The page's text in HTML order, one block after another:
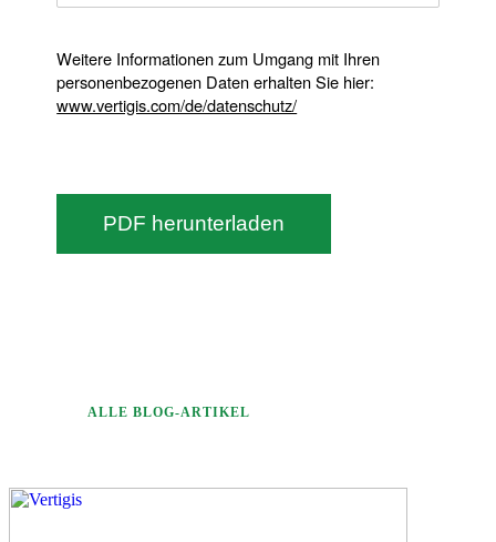
Weitere Informationen zum Umgang mit Ihren
personenbezogenen Daten erhalten Sie hier:
www.vertigis.com/de/datenschutz/
PDF herunterladen
ALLE BLOG-ARTIKEL